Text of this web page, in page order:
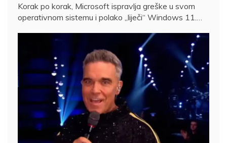
Korak po korak, Microsoft ispravlja greške u svom
operativnom sistemu i polako „liječi“ Windows 11.…